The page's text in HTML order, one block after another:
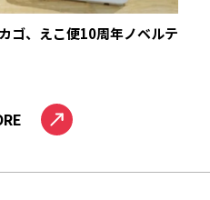
ゴ、えこ便10周年ノベルテ